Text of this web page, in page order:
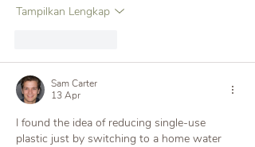
Tampilkan Lengkap
Sam Carter
13 Apr
I found the idea of reducing single-use
plastic just by switching to a home water